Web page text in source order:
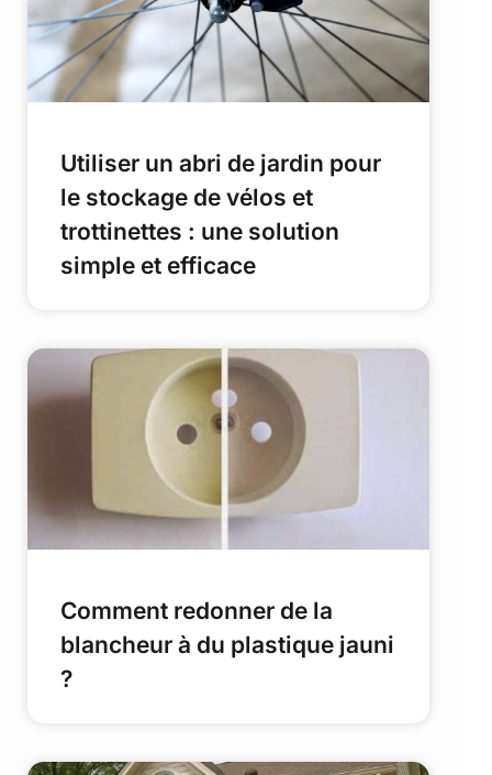
Utiliser un abri de jardin pour
le stockage de vélos et
trottinettes : une solution
simple et efficace
Comment redonner de la
blancheur à du plastique jauni
?